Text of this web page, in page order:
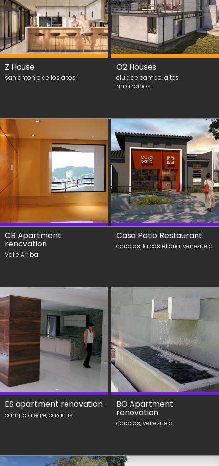
Z House
san antonio de los altos
O2 Houses
club de campo, altos
mirandinos.
CB Apartment
renovation
Valle Arriba
Casa Patio Restaurant
caracas. la castellana. venezuela
ES apartment renovation
campo alegre, caracas
BO Apartment
renovation
caracas, venezuela.